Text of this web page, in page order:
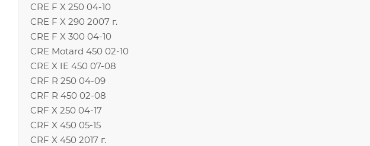
CRE F X 250 04-10
CRE F X 290 2007 г.
CRE F X 300 04-10
CRE Motard 450 02-10
CRE X IE 450 07-08
CRF R 250 04-09
CRF R 450 02-08
CRF X 250 04-17
CRF X 450 05-15
CRF X 450 2017 г.